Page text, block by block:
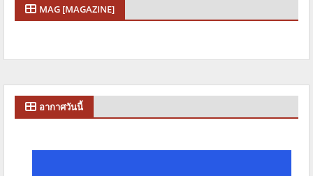
MAG [MAGAZINE]
อากาศวันนี้